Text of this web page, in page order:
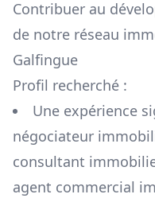
Contribuer au
de notre réseau
Galfingue
Profil recherché :
Une expérience
négociateur
consultant
agent commercial